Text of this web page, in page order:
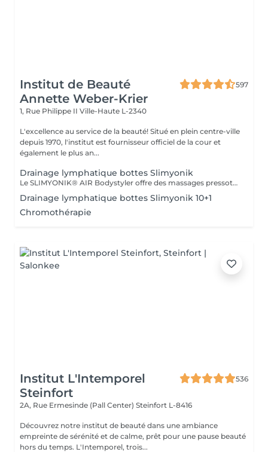
Institut de Beauté
Annette Weber-Krier
597
1, Rue Philippe II Ville-Haute L-2340
L'excellence au service de la beauté! Situé en plein centre-ville
depuis 1970, l'institut est fournisseur officiel de la cour et
également le plus an...
Drainage lymphatique bottes Slimyonik
Le SLIMYONIK® AIR Bodystyler offre des massages pressothérapeutiques sur mesure combinés à l'inhalation d'air enrichi en oxygène, qui active en douceur votre système lymphatique, stimule votre métabolisme et augmente le flux sanguin vers votre peau et vos tissus adipeux. Des massages par ondes de pression spécialement conçus stimulent le métabolisme jusque dans les couches les plus profondes du tissu conjonctif, déclenchant des processus de détoxification et permettant aux déchets et aux dépôts de graisse d'être décomposés, lavés et éliminés. Le Bodystyler avec inhalation d'oxygène est au cur de notre approche. Un métabolisme actif et beaucoup d'oxygène sont nécessaires à la décomposition des graisses, car cela permet à l'organisme de fractionner les acides gras, puis d'en expulser la majeure partie par les poumons. Si vous voulez perdre du poids, vous avez besoin d'un apport sain en oxygène, d'une réduction des calories et d'un métabolisme actif. En utilisant les résultats de la recherche scientifique et les méthodes de traitement développées en conséquence, vous pouvez devenir plus sain et plus mince à long terme.
Drainage lymphatique bottes Slimyonik 10+1
Chromothérapie
Institut L'Intemporel
Steinfort
536
2A, Rue Ermesinde (Pall Center) Steinfort L-8416
Découvrez notre institut de beauté dans une ambiance
empreinte de sérénité et de calme, prêt pour une pause beauté
hors du temps. L'Intemporel, trois...